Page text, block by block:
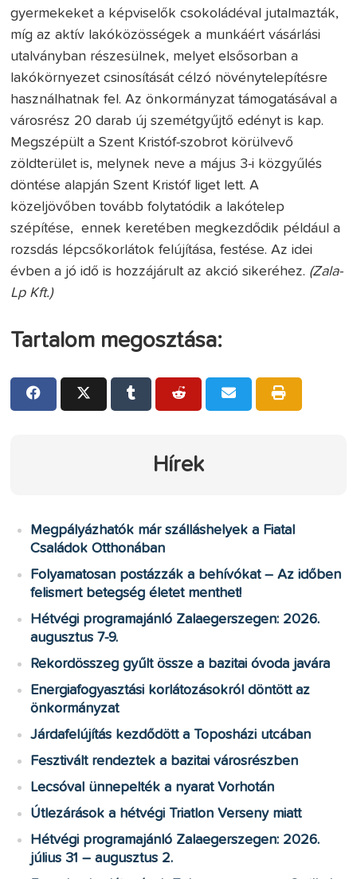
gyermekeket a képviselők csokoládéval jutalmazták,
míg az aktív lakóközösségek a munkáért vásárlási
utalványban részesülnek, melyet elsősorban a
lakókörnyezet csinosítását célzó növénytelepítésre
használhatnak fel. Az önkormányzat támogatásával a
városrész 20 darab új szemétgyűjtő edényt is kap.
Megszépült a Szent Kristóf-szobrot körülvevő
zöldterület is, melynek neve a május 3-i közgyűlés
döntése alapján Szent Kristóf liget lett. A
közeljövőben tovább folytatódik a lakótelep
szépítése, ennek keretében megkezdődik például a
rozsdás lépcsőkorlátok felújítása, festése. Az idei
évben a jó idő is hozzájárult az akció sikeréhez. (Zala-
Lp Kft.)
Tartalom megosztása:
Hírek
Megpályázhatók már szálláshelyek a Fiatal
Családok Otthonában
Folyamatosan postázzák a behívókat – Az időben
felismert betegség életet menthet!
Hétvégi programajánló Zalaegerszegen: 2026.
augusztus 7-9.
Rekordösszeg gyűlt össze a bazitai óvoda javára
Energiafogyasztási korlátozásokról döntött az
önkormányzat
Járdafelújítás kezdődött a Toposházi utcában
Fesztivált rendeztek a bazitai városrészben
Lecsóval ünnepelték a nyarat Vorhotán
Útlezárások a hétvégi Triatlon Verseny miatt
Hétvégi programajánló Zalaegerszegen: 2026.
július 31 – augusztus 2.